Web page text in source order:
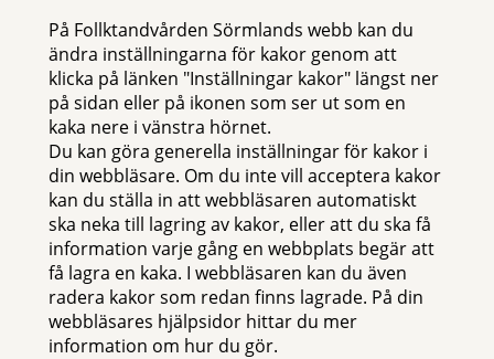
På Follktandvården Sörmlands webb kan du
ändra inställningarna för kakor genom att
klicka på länken "Inställningar kakor" längst ner
på sidan eller på ikonen som ser ut som en
kaka nere i vänstra hörnet.
Du kan göra generella inställningar för kakor i
din webbläsare. Om du inte vill acceptera kakor
kan du ställa in att webbläsaren automatiskt
ska neka till lagring av kakor, eller att du ska få
information varje gång en webbplats begär att
få lagra en kaka. I webbläsaren kan du även
radera kakor som redan finns lagrade. På din
webbläsares hjälpsidor hittar du mer
information om hur du gör.